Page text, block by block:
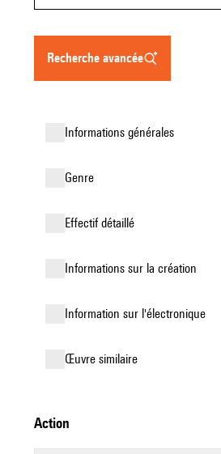
recherche avancée
informations générales
genre
effectif détaillé
informations sur la création
Information sur l'électronique
œuvre similaire
action